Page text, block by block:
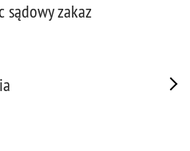
sądowy zakaz